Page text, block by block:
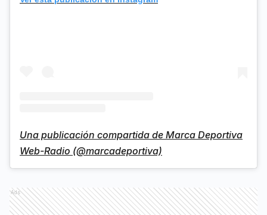
Una publicación compartida de Marca Deportiva
Web-Radio (@marcadeportiva)
Ads